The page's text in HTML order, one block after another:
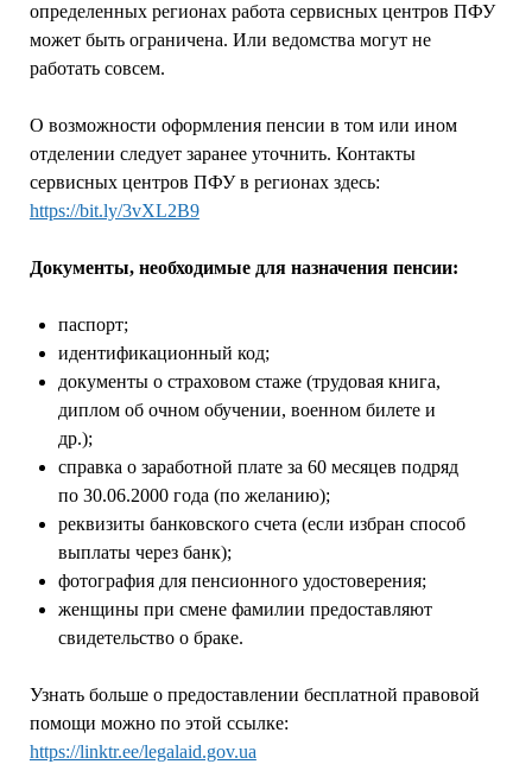
определенных регионах работа сервисных центров ПФУ
может быть ограничена. Или ведомства могут не
работать совсем.
О возможности оформления пенсии в том или ином
отделении следует заранее уточнить. Контакты
сервисных центров ПФУ в регионах здесь:
https://bit.ly/3vXL2B9
Документы, необходимые для назначения пенсии:
паспорт;
идентификационный код;
документы о страховом стаже (трудовая книга,
диплом об очном обучении, военном билете и
др.);
справка о заработной плате за 60 месяцев подряд
по 30.06.2000 года (по желанию);
реквизиты банковского счета (если избран способ
выплаты через банк);
фотография для пенсионного удостоверения;
женщины при смене фамилии предоставляют
свидетельство о браке.
Узнать больше о предоставлении бесплатной правовой
помощи можно по этой ссылке:
https://linktr.ee/legalaid.gov.ua